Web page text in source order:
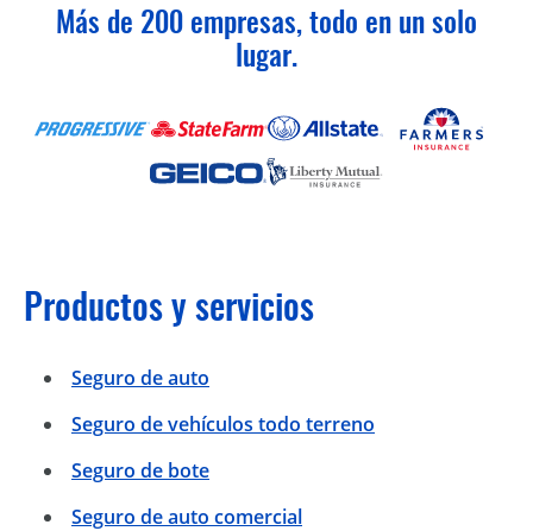
Más de 200 empresas, todo en un solo
lugar.
Productos y servicios
Seguro de auto
Seguro de vehículos todo terreno
Seguro de bote
Seguro de auto comercial